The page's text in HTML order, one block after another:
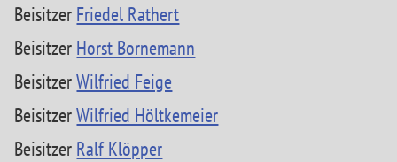
Beisitzer Friedel Rathert
Beisitzer Horst Bornemann
BeisitzerWilfried Feige
BeisitzerWilfried Höltkemeier
Beisitzer Ralf Klöpper